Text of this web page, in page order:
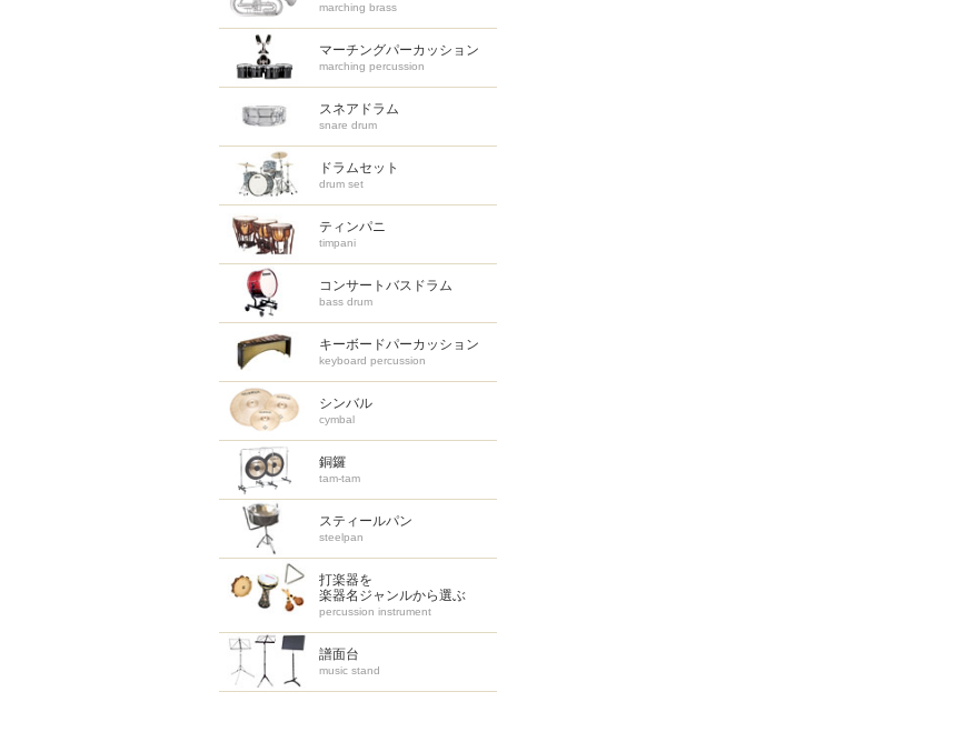
marching brass
マーチングパーカッション
marching percussion
スネアドラム
snare drum
ドラムセット
drum set
ティンパニ
timpani
コンサートバスドラム
bass drum
キーボードパーカッション
keyboard percussion
シンバル
cymbal
銅鑼
tam-tam
スティールパン
steelpan
打楽器を
楽器名ジャンルから選ぶ
percussion instrument
譜面台
music stand